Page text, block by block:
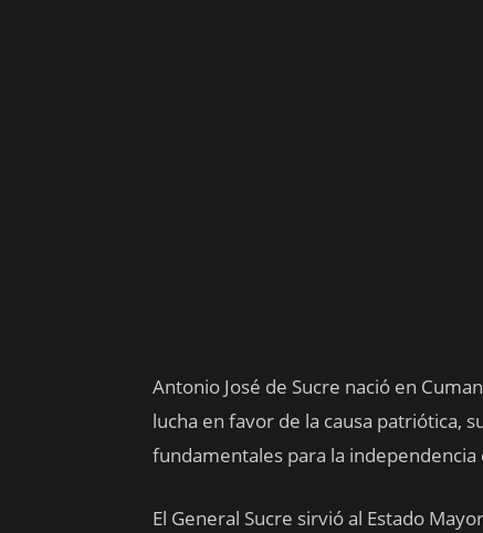
Antonio José de Sucre nació en
lucha en favor de la causa patriótica,
fundamentales para la independencia
El General Sucre sirvió al Estado